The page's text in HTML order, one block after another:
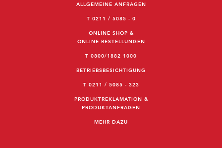
ALLGEMEINE ANFRAGEN
T 0211 / 5085 - 0
ONLINE SHOP &
ONLINE BESTELLUNGEN
T 0800/1882 1000
BETRIEBSBESICHTIGUNG
T 0211 / 5085 - 323
PRODUKTREKLAMATION &
PRODUKTANFRAGEN
MEHR DAZU